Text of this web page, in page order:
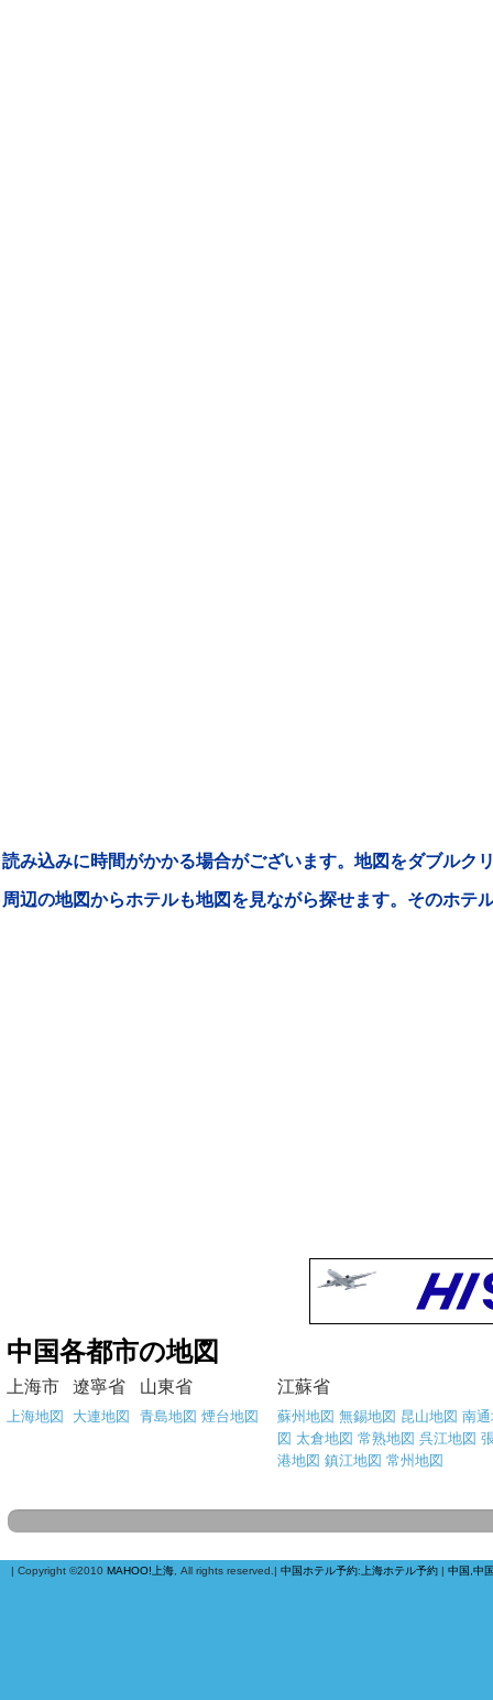
読み込みに時間がかかる場合がございます。地図をダブルク
周辺の地図からホテルも地図を見ながら探せます。そのホテ
中国各都市の地図
上海市 遼寧省 山東省 江蘇省
上海地図 大連地図 青島地図 煙台地図 蘇州地図 無錫地図 昆山地図 南
図 太倉地図 常熟地図 呉江地図
港地図 鎮江地図 常州地図
| Copyright ©2010 MAHOO!上海 , All rights reserved.| 中国ホテル予約: 上海ホテル予約 | 中国,中